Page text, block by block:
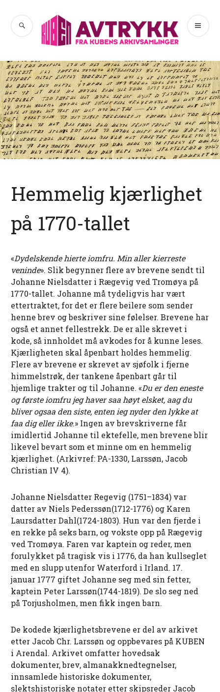
innhold
Avtrykk
SØK
Hemmelig kjærlighet
på 1770-tallet
«Dydelskende hierte iomfru. Min aller kierreste
veninde». Slik begynner flere av brevene sendt til
Johanne Nielsdatter i Rægevig ved Tromøya på
1770-tallet. Johanne må tydeligvis har vært
ettertraktet, for det er flere beilere som sender
henne brev og beskriver sine følelser. Brevene har
også et annet fellestrekk. De er alle skrevet i
kode, så innholdet må avkodes for å kunne leses.
Kjærligheten skal åpenbart holdes hemmelig.
Flere av brevene er skrevet av sjøfolk i fjerne
himmelstrøk, der tankene åpenbart går til
hjemlige trakter og til Johanne. «Du er den eneste
og første iomfru jeg haver saa høyt elsket, aag du
bliver ogsaa den siste, enten ieg nyder den lykke at
faa dig eller ikke.» Ingen av brevskriverne får
imidlertid Johanne til ektefelle, men brevene blir
likevel bevart som et minne om en hemmelig
kjærlighet. (Arkivref: PA-1330, Larssøn, Jacob
Christian IV 4).
Johanne Nielsdatter Regevig (1751–1834) var
datter av Niels Pederssøn(1712-1776) og Karen
Laursdatter Dahl(1724-1803). Hun var den fjerde i
en rekke på seks barn, og vokste opp på Rægevig
ved Tromøya. Faren var kaptein og reder, men
forulykket på tragisk vis i 1776, da han kullseglet
med en slupp utenfor Waterford i Irland. 17.
januar 1777 giftet Johanne seg med sin fetter,
kaptein Peter Larssøn(1744-1819). De slo seg ned
på Torjusholmen, men fikk ingen barn.
De kodede kjærlighetsbrevene er del av arkivet
etter Jacob Chr. Larssøn og oppbevares på KUBEN
i Arendal. Arkivet omfatter hovedsak
dokumenter, brev, almanakknedtegnelser,
innsamlede historiske dokumenter,
slektshistoriske notater etter skipsreder Jacob